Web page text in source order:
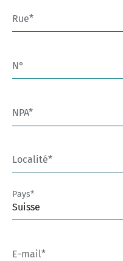
Rue
N°
NPA
Localité
Pays
Suisse
E-mail